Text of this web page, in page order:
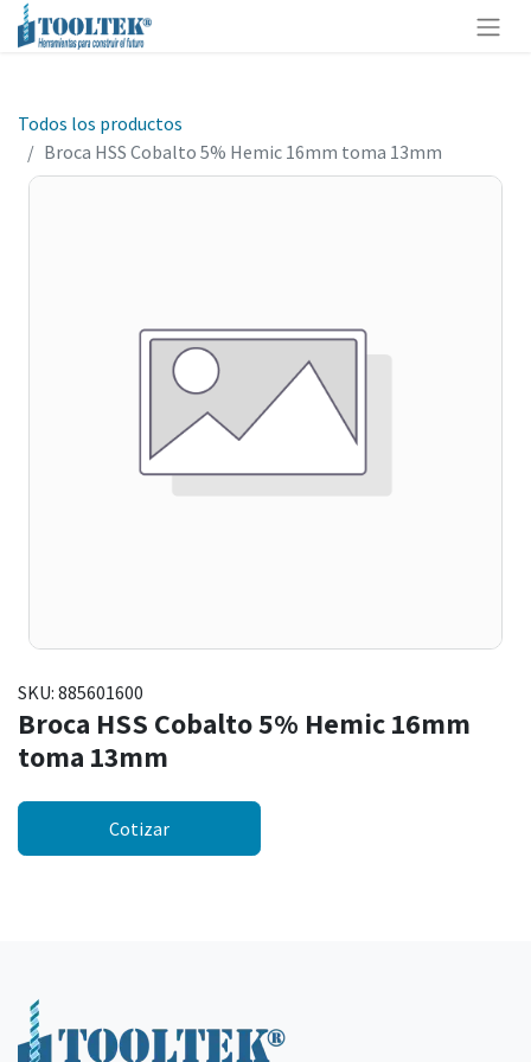
Todos los productos
Broca HSS Cobalto 5% Hemic 16mm toma 13mm
SKU: 885601600
Broca HSS Cobalto 5% Hemic 16mm
toma 13mm
Cotizar